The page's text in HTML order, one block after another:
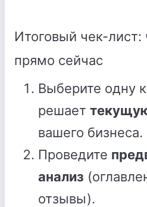
Итоговый чек-лист:
прямо сейчас
Выберите одну
решает
вашего бизнеса.
Проведите
анализ
отзывы).